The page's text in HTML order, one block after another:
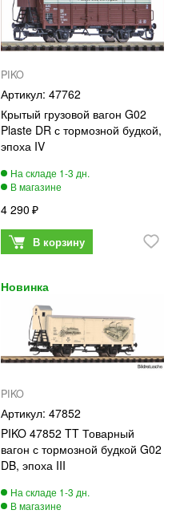
PIKO
47762
Крытый грузовой вагон G02
Plaste DR с тормозной будкой,
эпоха IV
4 290
PIKO
47852
PIKO 47852 TT Товарный
вагон с тормозной будкой G02
DB, эпоха III